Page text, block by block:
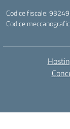
Codice fiscale:
Codice